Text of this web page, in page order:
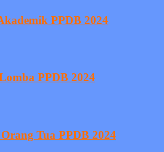
PPDB 2024
PPDB 2024
Tua PPDB 2024